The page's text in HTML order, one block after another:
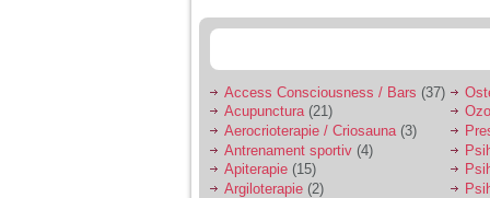
sa se manifeste o
Ma aflu aici pentru ca
vreau sa stiu daca am
nevoie de un psiholog
sau psihiatru.
Access Consciousness / Bars (37)
Acupunctura(21)
Aerocrioterapie / Criosauna (3)
Antrenament sportiv (4)
Apiterapie (15)
Argiloterapie (2)